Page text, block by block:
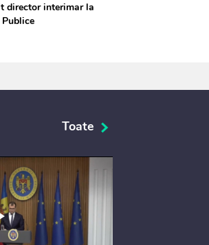
director interimar la
Toate